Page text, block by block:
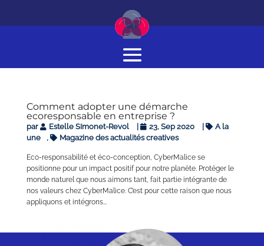
Comment adopter une démarche
ecoresponsable en entreprise ?
par Estelle SImonet-Revol 23, Sep 2020
A la
une
, Magazine des actualités creatives
Eco-responsabilité et éco-conception, CyberMalice se
positionne pour un impact positif pour notre planète. Protéger le
monde naturel que nous aimons tant, fait partie intégrante de
nos valeurs chez CyberMalice. C’est pour cette raison que nous
appliquons et intégrons...